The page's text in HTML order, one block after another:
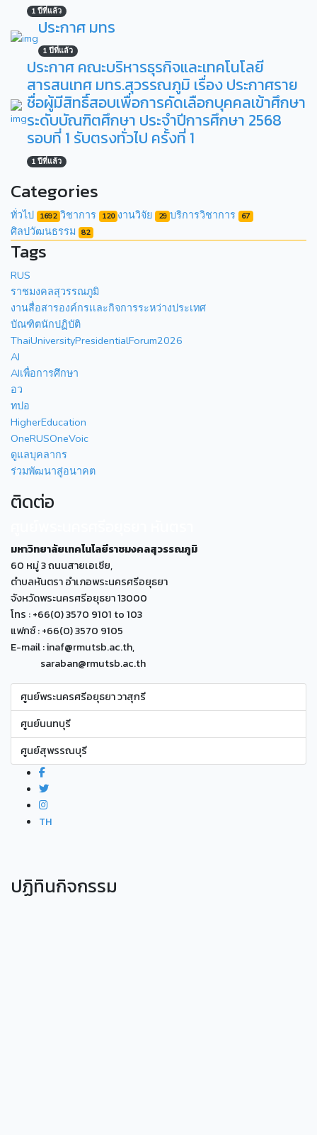
1 ปีที่แล้ว
ประกาศ มทร
1 ปีที่แล้ว
ประกาศ คณะบริหารธุรกิจและเทคโนโลยี
สารสนเทศ มทร.สุวรรณภูมิ เรื่อง ประกาศราย
ชื่อผู้มีสิทธิ์สอบเพื่อการคัดเลือกบุคคลเข้าศึกษา
ระดับบัณฑิตศึกษา ประจำปีการศึกษา 2568
รอบที่ 1 รับตรงทั่วไป ครั้งที่ 1
1 ปีที่แล้ว
Categories
ทั่วไป 1692 วิชาการ 120 งานวิจัย 29 บริการวิชาการ 67
ศิลปวัฒนธรรม 82
Tags
RUS
ราชมงคลสุวรรณภูมิ
งานสื่อสารองค์กรเเละกิจการระหว่างประเทศ
บัณฑิตนักปฏิบัติ
ThaiUniversityPresidentialForum2026
AI
AIเพื่อการศึกษา
อว
ทปอ
HigherEducation
OneRUSOneVoic
ดูแลบุคลากร
ร่วมพัฒนาสู่อนาคต
ติดต่อ
มหาวิทยาลัยเทคโนโลยีราชมงคลสุวรรณภูมิ
60 หมู่ 3 ถนนสายเอเซีย,
ตำบลหันตรา อำเภอพระนครศรีอยุธยา
จังหวัดพระนครศรีอยุธยา 13000
โทร : +66(0) 3570 9101 to 103
แฟกซ์ : +66(0) 3570 9105
E-mail : inaf@rmutsb.ac.th,
saraban@rmutsb.ac.th
ศูนย์พระนครศรีอยุธยา วาสุกรี
ศูนย์นนทบุรี
ศูนย์สุพรรณบุรี
TH
ปฏิทินกิจกรรม